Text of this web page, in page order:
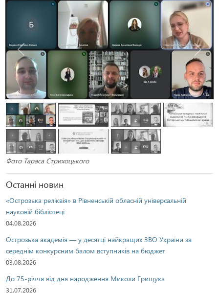
Попередня
Фото Тараса Стрихоцького
Останні новин
«Острозька реліквія» в Рівненській обласній універсальній
науковій бібліотеці
04.08.2026
Острозька академія — у десятці найкращих ЗВО України за
середнім конкурсним балом вступників на бюджет
03.08.2026
До 75-річчя від дня народження Миколи Грищука
31.07.2026